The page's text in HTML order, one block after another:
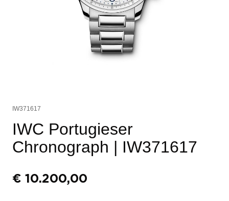
IW371617
IWC Portugieser
Chronograph | IW371617
€ 10.200,00